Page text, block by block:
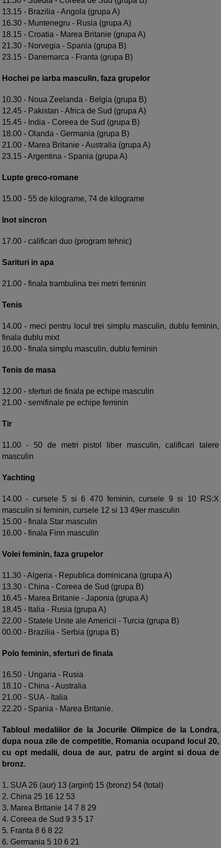
13.15 - Brazilia - Angola (grupa A)
16.30 - Muntenegru - Rusia (grupa A)
18.15 - Croatia - Marea Britanie (grupa A)
21.30 - Norvegia - Spania (grupa B)
23.15 - Danemarca - Franta (grupa B)
Hochei pe iarba masculin, faza grupelor
10.30 - Noua Zeelanda - Belgia (grupa B)
12.45 - Pakistan - Africa de Sud (grupa A)
15.45 - India - Coreea de Sud (grupa B)
18.00 - Olanda - Germania (grupa B)
21.00 - Marea Britanie - Australia (grupa A)
23.15 - Argentina - Spania (grupa A)
Lupte greco-romane
15.00 - 55 de kilograme, 74 de kilograme
Inot sincron
17.00 - calificari duo (program tehnic)
Sarituri in apa
21.00 - finala trambulina trei metri feminin
Tenis
14.00 - meci pentru locul trei simplu masculin, dublu feminin,
finala dublu mixt
16.00 - finala simplu masculin, dublu feminin
Tenis de masa
12.00 - sferturi de finala pe echipe masculin
21.00 - semifinale pe echipe feminin
Tir
11.00 - 50 de metri pistol liber masculin, calificari talere
masculin
Yachting
14.00 - cursele 5 si 6 470 feminin, cursele 9 si 10 RS:X
masculin si feminin, cursele 12 si 13 49er masculin
15.00 - finala Star masculin
16.00 - finala Finn masculin
Volei feminin, faza grupelor
11.30 - Algeria - Republica dominicana (grupa A)
13.30 - China - Coreea de Sud (grupa B)
16.45 - Marea Britanie - Japonia (grupa A)
18.45 - Italia - Rusia (grupa A)
22.00 - Statele Unite ale Americii - Turcia (grupa B)
00.00 - Brazilia - Serbia (grupa B)
Polo feminin, sferturi de finala
16.50 - Ungaria - Rusia
18.10 - China - Australia
21.00 - SUA - Italia
22.20 - Spania - Marea Britanie.
Tabloul medaliilor de la Jocurile Olimpice de la Londra,
dupa noua zile de competitie, Romania ocupand locul 20,
cu opt medalii, doua de aur, patru de argint si doua de
bronz.
1. SUA 26 (aur) 13 (argint) 15 (bronz) 54 (total)
2. China 25 16 12 53
3. Marea Britanie 14 7 8 29
4. Coreea de Sud 9 3 5 17
5. Franta 8 6 8 22
6. Germania 5 10 6 21